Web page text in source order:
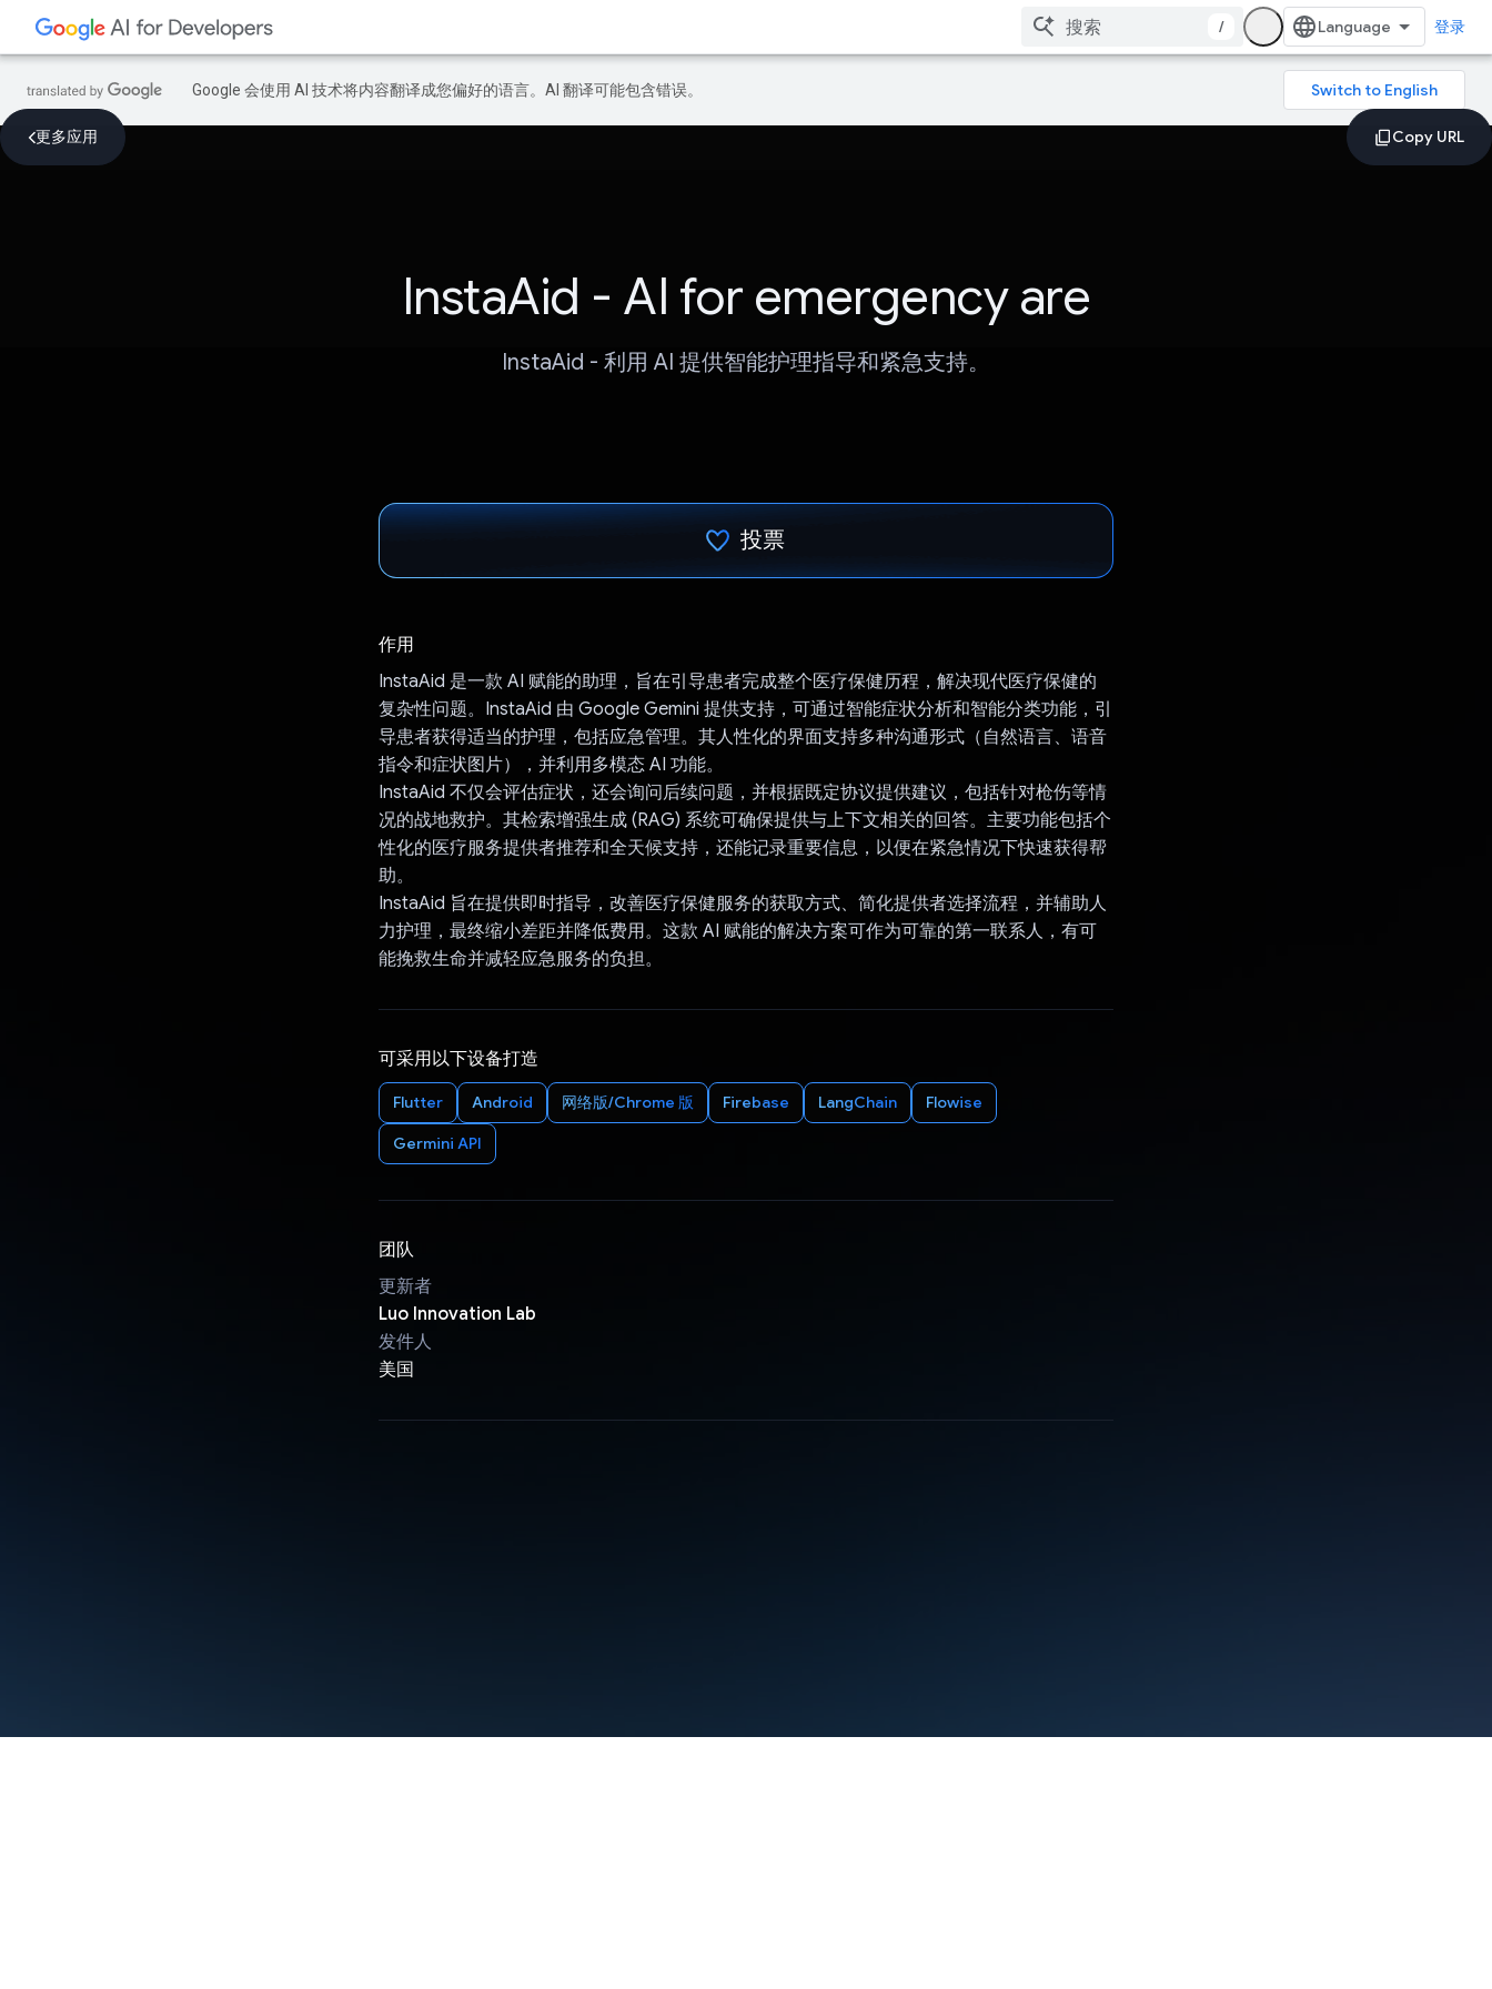
/ 登录
Google 会使用 AI 技术将内容翻译成您偏好的语言。AI 翻译可能包含错误。
更多应用
InstaAid - AI for emergency are
InstaAid - 利用 AI 提供智能护理指导和紧急支持。
投票
作用
InstaAid 是一款 AI 赋能的助理，旨在引导患者完成整个医疗保健历程，解决现代医疗保健的
复杂性问题。InstaAid 由 Google Gemini 提供支持，可通过智能症状分析和智能分类功能，引
导患者获得适当的护理，包括应急管理。其人性化的界面支持多种沟通形式（自然语言、语音
指令和症状图片），并利用多模态 AI 功能。
InstaAid 不仅会评估症状，还会询问后续问题，并根据既定协议提供建议，包括针对枪伤等情
况的战地救护。其检索增强生成 (RAG) 系统可确保提供与上下文相关的回答。主要功能包括个
性化的医疗服务提供者推荐和全天候支持，还能记录重要信息，以便在紧急情况下快速获得帮
助。
InstaAid 旨在提供即时指导，改善医疗保健服务的获取方式、简化提供者选择流程，并辅助人
力护理，最终缩小差距并降低费用。这款 AI 赋能的解决方案可作为可靠的第一联系人，有可
能挽救生命并减轻应急服务的负担。
可采用以下设备打造
Flutter Android 网络版/Chrome 版 Firebase LangChain Flowise
Germini API
团队
更新者
Luo Innovation Lab
发件人
美国